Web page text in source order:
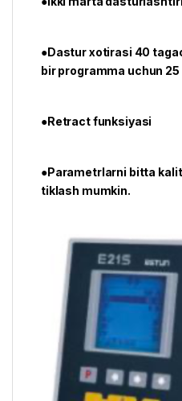
●Dastur xotirasi 40
bir programma uchun 25
●Retract funksiyasi
●Parametrlarni bitta
tiklash mumkin.